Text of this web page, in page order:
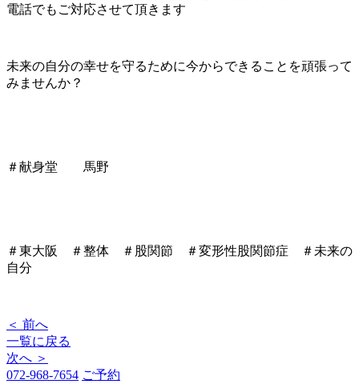
電話でもご対応させて頂きます
未来の自分の幸せを守るために今からできることを頑張って
みませんか？
＃献身堂 馬野
＃東大阪 ＃整体 ＃股関節 ＃変形性股関節症 ＃未来の
自分
＜ 前へ
一覧に戻る
次へ ＞
072-968-7654 ご予約